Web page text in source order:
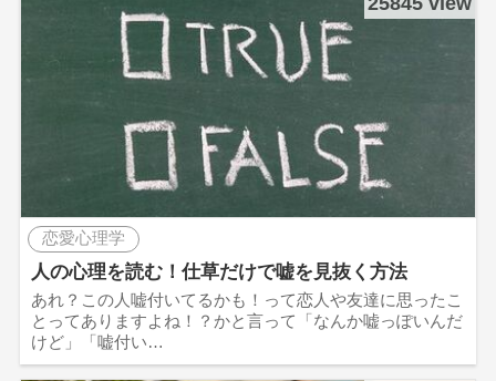
恋愛心理学
人の心理を読む！仕草だけで嘘を見抜く方法
あれ？この人嘘付いてるかも！って恋人や友達に思ったこ
とってありますよね！？かと言って「なんか嘘っぽいんだ
けど」「嘘付い…